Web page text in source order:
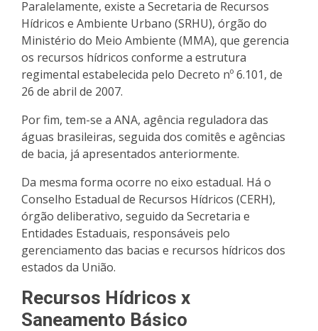
Paralelamente, existe a Secretaria de Recursos
Hídricos e Ambiente Urbano (SRHU), órgão do
Ministério do Meio Ambiente (MMA), que gerencia
os recursos hídricos conforme a estrutura
regimental estabelecida pelo Decreto nº 6.101, de
26 de abril de 2007.
Por fim, tem-se a ANA, agência reguladora das
águas brasileiras, seguida dos comitês e agências
de bacia, já apresentados anteriormente.
Da mesma forma ocorre no eixo estadual. Há o
Conselho Estadual de Recursos Hídricos (CERH),
órgão deliberativo, seguido da Secretaria e
Entidades Estaduais, responsáveis pelo
gerenciamento das bacias e recursos hídricos dos
estados da União.
Recursos Hídricos x
Saneamento Básico